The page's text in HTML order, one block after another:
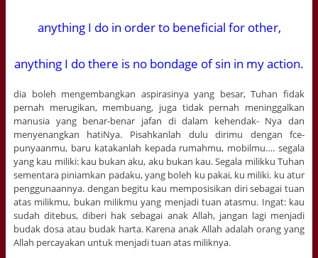
anything I do in order to beneficial for other,
anything I do there is no bondage of sin in my action.
dia boleh mengembangkan aspirasinya yang besar, Tuhan fidak
pernah merugikan, membuang, juga tidak pernah meninggalkan
manusia yang benar-benar jafan di dalam kehendak- Nya dan
menyenangkan hatiNya. Pisahkanlah dulu dirimu dengan fce-
punyaanmu, baru katakanlah kepada rumahmu, mobilmu…. segala
yang kau miliki: kau bukan aku, aku bukan kau. Segala milikku Tuhan
sementara piniamkan padaku, yang boleh ku pakai, ku miliki. ku atur
penggunaannya. dengan begitu kau memposisikan diri sebagai tuan
atas milikmu, bukan milikmu yang menjadi tuan atasmu. Ingat: kau
sudah ditebus, diberi hak sebagai anak Allah, jangan lagi menjadi
budak dosa atau budak harta. Karena anak Allah adalah orang yang
Allah percayakan untuk menjadi tuan atas miliknya.